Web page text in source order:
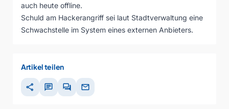
auch heute offline.
Schuld am Hackerangriff sei laut Stadtverwaltung eine
Schwachstelle im System eines externen Anbieters.
Artikel teilen
share chat forum mail